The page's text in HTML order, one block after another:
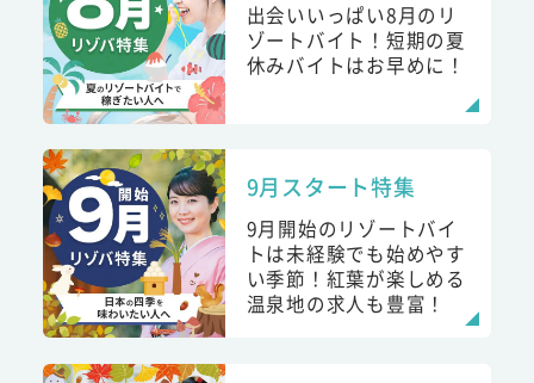
出会いいっぱい8月のリ
ゾートバイト！短期の夏
休みバイトはお早めに！
9月スタート特集
9月開始のリゾートバイ
トは未経験でも始めやす
い季節！紅葉が楽しめる
温泉地の求人も豊富！